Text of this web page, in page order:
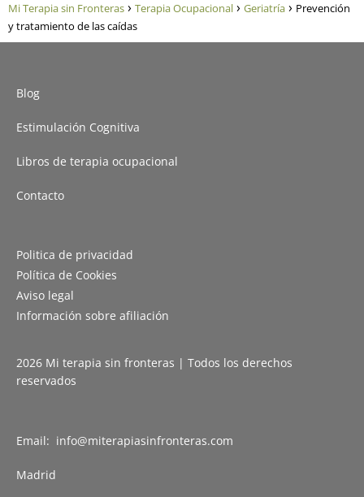
Mi Terapia sin Fronteras Terapia Ocupacional Geriatría
Prevención
y tratamiento de las caídas
Blog
Estimulación Cognitiva
Libros de terapia ocupacional
Contacto
Politica de privacidad
Política de Cookies
Aviso legal
Información sobre afiliación
2026 Mi terapia sin fronteras | Todos los derechos
reservados
Email: info@miterapiasinfronteras.com
Madrid